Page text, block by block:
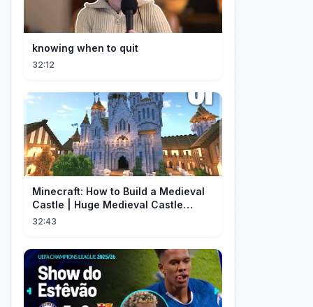
knowing when to quit
32:12
Minecraft: How to Build a Medieval
Castle | Huge Medieval Castle
Tutorial - Part 1
32:43